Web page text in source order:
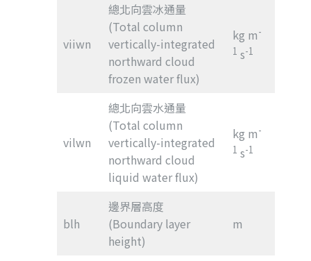
viiwn
總北向雲冰通量
(Total column
vertically-integrated
northward cloud
frozen water flux)
kg m-
1 s-1
vilwn
總北向雲水通量
(Total column
vertically-integrated
northward cloud
liquid water flux)
kg m-
1 s-1
blh
邊界層高度
(Boundary layer
height)
m